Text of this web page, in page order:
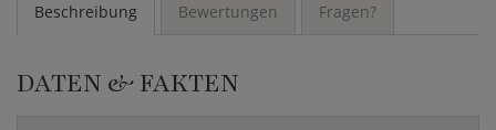
Beschreibung Bewertungen Fragen?
DATEN & FAKTEN